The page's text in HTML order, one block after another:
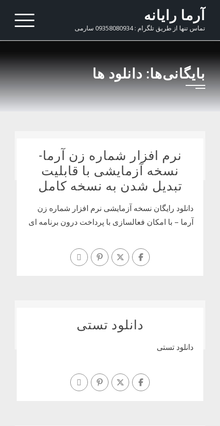
Skip
content
آرما رایانه
تماس تنها از طریق تلگرام : 09358080934 سارمی
بایگانی‌ها:دانلود ها
نرم افزار شماره زن آرما-
نسخه آزمایشی با قابلیت
تبدیل شدن به نسخه کامل
دانلود رایگان نسخه آزمایشی نرم افزار شماره زن
آرما – با امکان فعالسازی با پرداخت درون برنامه ای
دانلود تستی
دانلود تستی